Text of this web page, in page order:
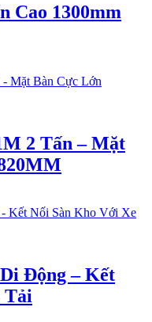
Cao 1300mm
2 Tấn – Mặt
Động – Kết
Tải